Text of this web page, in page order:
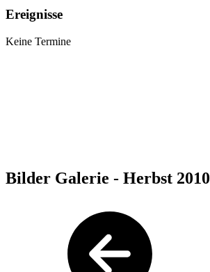
Ereignisse
Keine Termine
Bilder Galerie - Herbst 2010